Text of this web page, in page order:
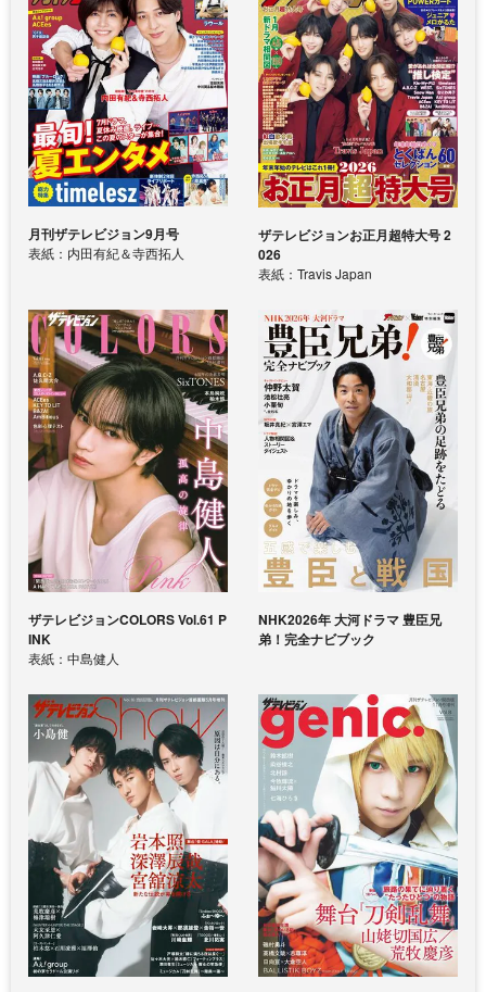
月刊ザテレビジョン9月号
表紙：内田有紀＆寺西拓人
ザテレビジョンお正月超特大号 2
026
表紙：Travis Japan
ザテレビジョンCOLORS Vol.61 P
INK
表紙：中島健人
NHK2026年 大河ドラマ 豊臣兄
弟！完全ナビブック